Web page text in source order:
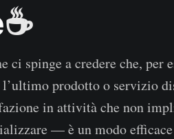
☕
ci spinge a credere che, per
prodotto o servizio
in attività che non
— è un modo